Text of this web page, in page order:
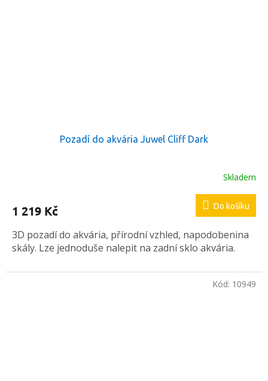
Pozadí do akvária Juwel Cliff Dark
Skladem
1 219 Kč Do košíku
3D pozadí do akvária, přírodní vzhled, napodobenina
skály. Lze jednoduše nalepit na zadní sklo akvária.
Kód: 10949